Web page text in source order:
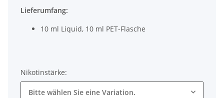
Lieferumfang:
10 ml Liquid, 10 ml PET-Flasche
Nikotinstärke:
Bitte wählen Sie eine Variation.